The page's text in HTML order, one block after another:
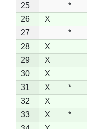
25
*
26
X
27
*
28
X
29
X
30
X
31
X *
32
X
33
X *